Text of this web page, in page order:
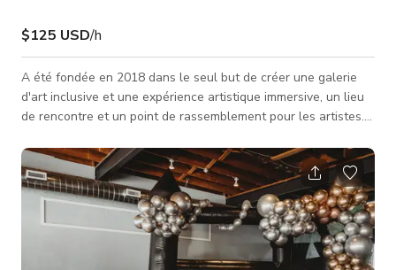
$125 USD/h
A été fondée en 2018 dans le seul but de créer une galerie
d'art inclusive et une expérience artistique immersive, un lieu
de rencontre et un point de rassemblement pour les artistes.
peinture par Adrianne Clayton, les conférences d'artistes, les
grooves de galerie musicale, les réunions communautaires, le
groupe de soutien aux artistes et le temps d'inspiration en
studio. En plus de l'art, des bijoux, des bougies, de l'e